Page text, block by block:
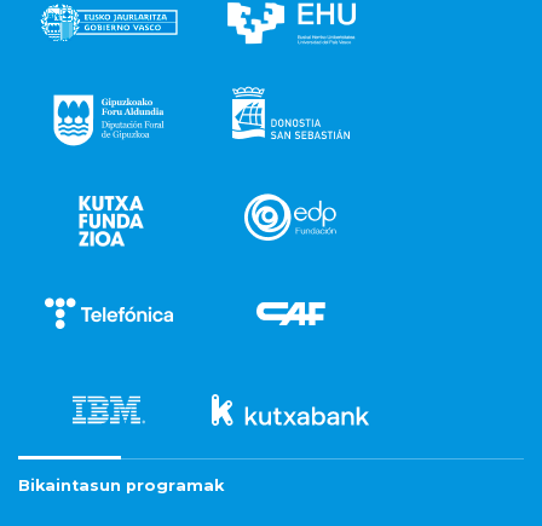
Bikaintasun programak